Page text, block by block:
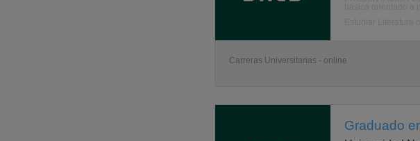
Carreras Universitarias - online
Graduado